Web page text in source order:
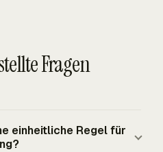
Fragen
einheitliche Regel für